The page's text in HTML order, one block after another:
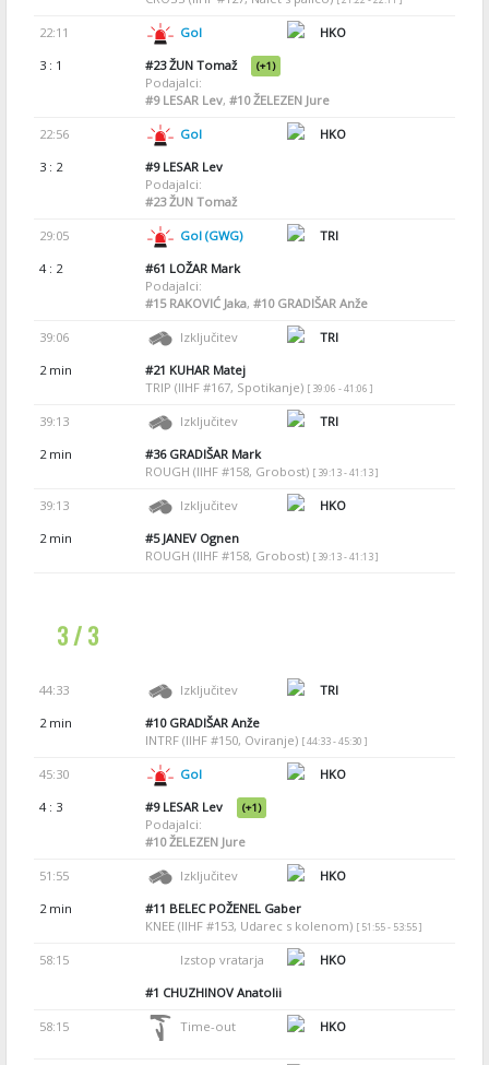
22:11 Gol
HKO
3 : 1
#23ŽUN Tomaž (+1)
Podajalci:
#9LESAR Lev, #10ŽELEZEN Jure
22:56 Gol
HKO
3 : 2
#9LESAR Lev
Podajalci:
#23ŽUN Tomaž
29:05 Gol (GWG)
TRI
4 : 2
#61 LOŽAR Mark
Podajalci:
#15RAKOVIĆ Jaka, #10GRADIŠAR Anže
39:06 Izključitev
TRI
2 min
#21 KUHAR Matej
TRIP (IIHF #167, Spotikanje) [ 39:06 - 41:06 ]
39:13 Izključitev
TRI
2 min
#36GRADIŠAR Mark
ROUGH (IIHF #158, Grobost) [ 39:13 - 41:13 ]
39:13 Izključitev
HKO
2 min
#5JANEV Ognen
ROUGH (IIHF #158, Grobost) [ 39:13 - 41:13 ]
3 / 3
44:33 Izključitev
TRI
2 min
#10GRADIŠAR Anže
INTRF (IIHF #150, Oviranje) [ 44:33 - 45:30 ]
45:30 Gol
HKO
4 : 3
#9LESAR Lev (+1)
Podajalci:
#10ŽELEZEN Jure
51:55 Izključitev
HKO
2 min
#11 BELEC POŽENEL Gaber
KNEE (IIHF #153, Udarec s kolenom) [ 51:55 - 53:55 ]
58:15 Izstop vratarja
HKO
#1 CHUZHINOV Anatolii
58:15 Time-out HKO